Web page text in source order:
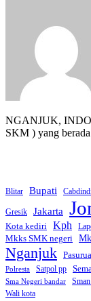
NGANJUK, INDOTIVI, – Padepokan Spritual Kumbang Emas (
SKM ) yang
Blitar Bupati
Gresik Jakarta
Kota kediri Kph
Mkks SMK negeri
Nganjuk
Polresta Satpol pp
Sma Negeri bandar
Wali kota